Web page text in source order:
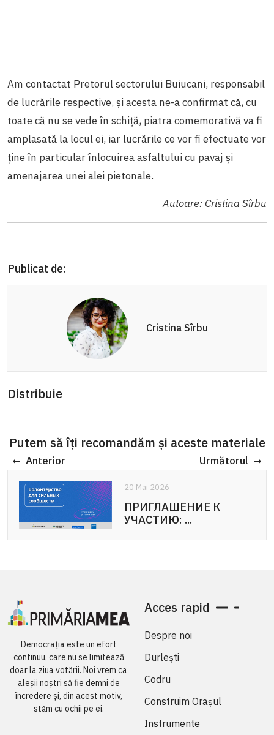
Am contactat Pretorul sectorului Buiucani, responsabil
de lucrările respective, și acesta ne-a confirmat că, cu
toate că nu se vede în schiță, piatra comemorativă va fi
amplasată la locul ei, iar lucrările ce vor fi efectuate vor
ține în particular înlocuirea asfaltului cu pavaj și
amenajarea unei alei pietonale.
Autoare: Cristina Sîrbu
Publicat de:
Cristina Sîrbu
Distribuie
Putem să îți recomandăm și aceste materiale
Anterior Următorul
20 Mai 2026
ПРИГЛАШЕНИЕ К
УЧАСТИЮ: ...
20 Mai 2026
APEL DE PARTICIPARE:
Voluntariat pentru ...
Democrația este un efort
continuu, care nu se limitează
doar la ziua votării. Noi vrem ca
aleșii noștri să fie demni de
încredere și, din acest motiv,
stăm cu ochii pe ei.
Acces rapid
Despre noi
Durlești
Codru
Construim Orașul
Instrumente